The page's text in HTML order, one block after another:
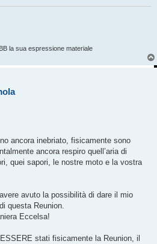
la sua espressione materiale
ancora inebriato, fisicamente sono
ancora respiro quell’aria di
quei sapori, le nostre moto e la vostra
avuto la possibilità di dare il mio
questa Reunion.
Eccelsa!
stati fisicamente la Reunion, il